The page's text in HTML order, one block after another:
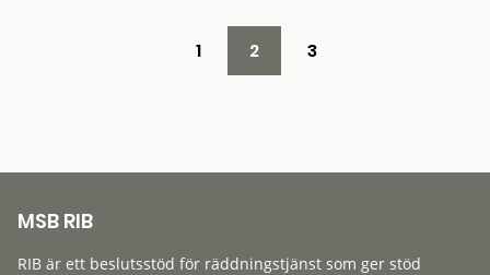
1 2 3
MSB RIB
RIB är ett beslutsstöd för räddningstjänst som ger stöd